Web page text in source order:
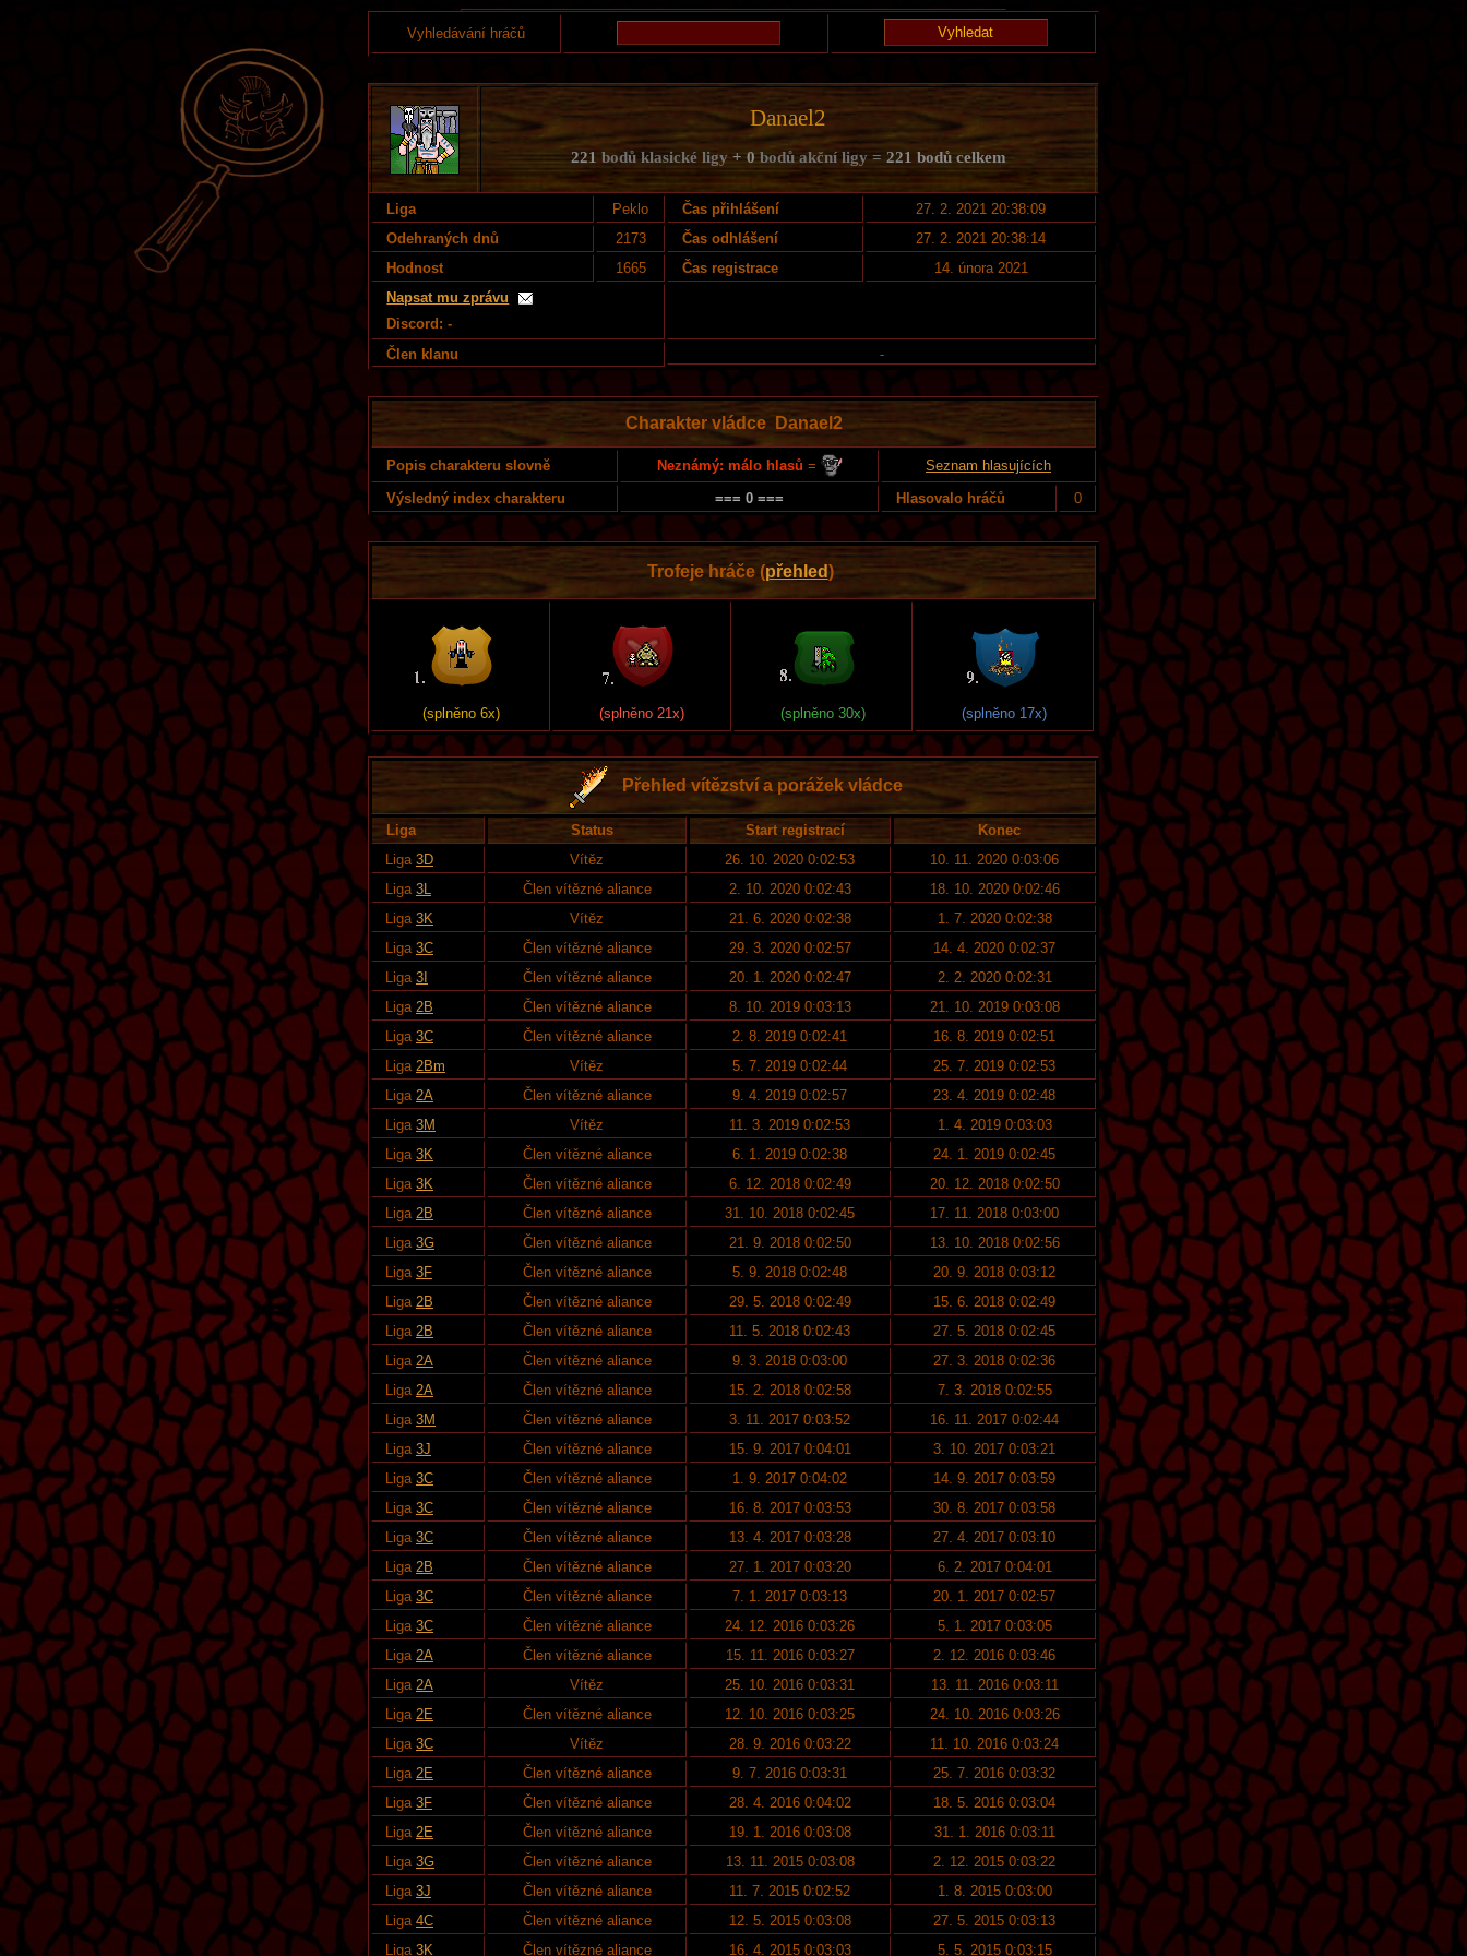
Vyhledávání hráčů
Danael2
221 bodů klasické ligy + 0bodů akční ligy = 221 bodů celkem
Liga Peklo Čas přihlášení
27. 2. 2021 20:38:09
Odehraných dnů
2173 Čas odhlášení
27. 2. 2021 20:38:14
Hodnost
1665 Čas registrace
14. února 2021
Napsat mu zprávu
Discord: -
Člen klanu
-
Charakter vládce Danael2
Popis charakteru slovně Neznámý: málo hlasů =
Seznam hlasujících
Výsledný index charakteru
=== 0 === Hlasovalo hráčů 0
Trofeje hráče (přehled)
(splněno 6x) (splněno 21x) (splněno 30x) (splněno 17x)
Přehled vítězství a porážek vládce
Liga Status Start registrací
Konec
Liga 3D Vítěz 26. 10. 2020 0:02:53
10. 11. 2020 0:03:06
Liga 3L Člen vítězné aliance 2. 10. 2020 0:02:43
18. 10. 2020 0:02:46
Liga 3K Vítěz 21. 6. 2020 0:02:38
1. 7. 2020 0:02:38
Liga 3C Člen vítězné aliance 29. 3. 2020 0:02:57
14. 4. 2020 0:02:37
Liga 3I Člen vítězné aliance 20. 1. 2020 0:02:47
2. 2. 2020 0:02:31
Liga 2B Člen vítězné aliance 8. 10. 2019 0:03:13
21. 10. 2019 0:03:08
Liga 3C Člen vítězné aliance 2. 8. 2019 0:02:41
16. 8. 2019 0:02:51
Liga 2Bm Vítěz 5. 7. 2019 0:02:44
25. 7. 2019 0:02:53
Liga 2A Člen vítězné aliance 9. 4. 2019 0:02:57
23. 4. 2019 0:02:48
Liga 3M Vítěz 11. 3. 2019 0:02:53
1. 4. 2019 0:03:03
Liga 3K Člen vítězné aliance 6. 1. 2019 0:02:38
24. 1. 2019 0:02:45
Liga 3K Člen vítězné aliance 6. 12. 2018 0:02:49
20. 12. 2018 0:02:50
Liga 2B Člen vítězné aliance 31. 10. 2018 0:02:45
17. 11. 2018 0:03:00
Liga 3G Člen vítězné aliance 21. 9. 2018 0:02:50
13. 10. 2018 0:02:56
Liga 3F Člen vítězné aliance 5. 9. 2018 0:02:48
20. 9. 2018 0:03:12
Liga 2B Člen vítězné aliance 29. 5. 2018 0:02:49
15. 6. 2018 0:02:49
Liga 2B Člen vítězné aliance 11. 5. 2018 0:02:43
27. 5. 2018 0:02:45
Liga 2A Člen vítězné aliance 9. 3. 2018 0:03:00
27. 3. 2018 0:02:36
Liga 2A Člen vítězné aliance 15. 2. 2018 0:02:58
7. 3. 2018 0:02:55
Liga 3M Člen vítězné aliance 3. 11. 2017 0:03:52
16. 11. 2017 0:02:44
Liga 3J Člen vítězné aliance 15. 9. 2017 0:04:01
3. 10. 2017 0:03:21
Liga 3C Člen vítězné aliance 1. 9. 2017 0:04:02
14. 9. 2017 0:03:59
Liga 3C Člen vítězné aliance 16. 8. 2017 0:03:53
30. 8. 2017 0:03:58
Liga 3C Člen vítězné aliance 13. 4. 2017 0:03:28
27. 4. 2017 0:03:10
Liga 2B Člen vítězné aliance 27. 1. 2017 0:03:20
6. 2. 2017 0:04:01
Liga 3C Člen vítězné aliance 7. 1. 2017 0:03:13
20. 1. 2017 0:02:57
Liga 3C Člen vítězné aliance 24. 12. 2016 0:03:26
5. 1. 2017 0:03:05
Liga 2A Člen vítězné aliance 15. 11. 2016 0:03:27
2. 12. 2016 0:03:46
Liga 2A Vítěz 25. 10. 2016 0:03:31
13. 11. 2016 0:03:11
Liga 2E Člen vítězné aliance 12. 10. 2016 0:03:25
24. 10. 2016 0:03:26
Liga 3C Vítěz 28. 9. 2016 0:03:22
11. 10. 2016 0:03:24
Liga 2E Člen vítězné aliance 9. 7. 2016 0:03:31
25. 7. 2016 0:03:32
Liga 3F Člen vítězné aliance 28. 4. 2016 0:04:02
18. 5. 2016 0:03:04
Liga 2E Člen vítězné aliance 19. 1. 2016 0:03:08
31. 1. 2016 0:03:11
Liga 3G Člen vítězné aliance 13. 11. 2015 0:03:08
2. 12. 2015 0:03:22
Liga 3J Člen vítězné aliance 11. 7. 2015 0:02:52
1. 8. 2015 0:03:00
Liga 4C Člen vítězné aliance 12. 5. 2015 0:03:08
27. 5. 2015 0:03:13
Liga 3K Člen vítězné aliance 16. 4. 2015 0:03:03 5. 5. 2015 0:03:15